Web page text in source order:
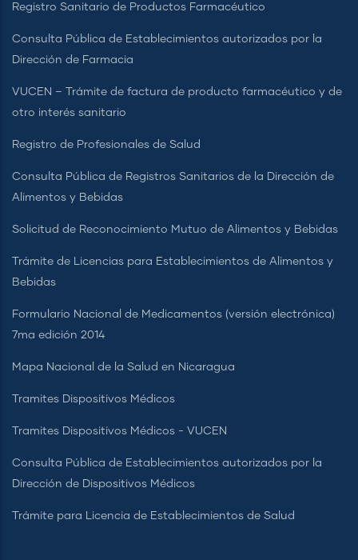
Registro Sanitario de Productos Farmacéutico
Consulta Pública de Establecimientos autorizados por la
Dirección de Farmacia
VUCEN – Trámite de factura de producto farmacéutico y de
otro interés sanitario
Registro de Profesionales de Salud
Consulta Pública de Registros Sanitarios de la Dirección de
Alimentos y Bebidas
Solicitud de Reconocimiento Mutuo de Alimentos y Bebidas
Trámite de Licencias para Establecimientos de Alimentos y
Bebidas
Formulario Nacional de Medicamentos (versión electrónica)
7ma edición 2014
Mapa Nacional de la Salud en Nicaragua
Tramites Dispositivos Médicos
Tramites Dispositivos Médicos - VUCEN
Consulta Pública de Establecimientos autorizados por la
Dirección de Dispositivos Médicos
Trámite para Licencia de Establecimientos de Salud